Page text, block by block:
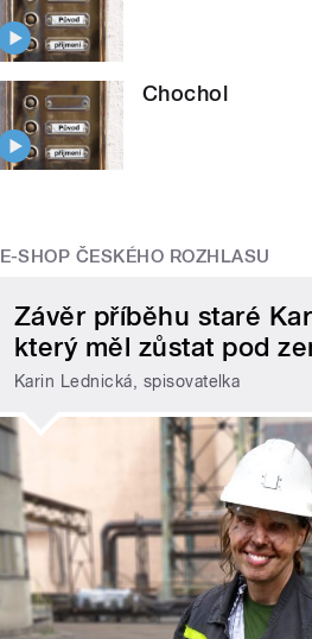
Chochol
E-SHOP ČESKÉHO ROZHLASU
Závěr příběhu staré
který měl zůstat pod
Karin Lednická, spisovatelka